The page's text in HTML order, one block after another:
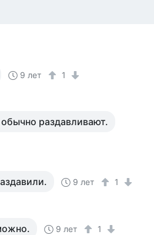
9 лет 1
обычно раздавливают.
9 лет 1
9 лет 1